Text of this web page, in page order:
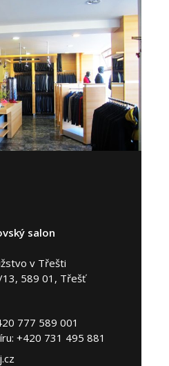
salon
v Třešti
589 01, Třešť
777 589 001
+420 731 495 881